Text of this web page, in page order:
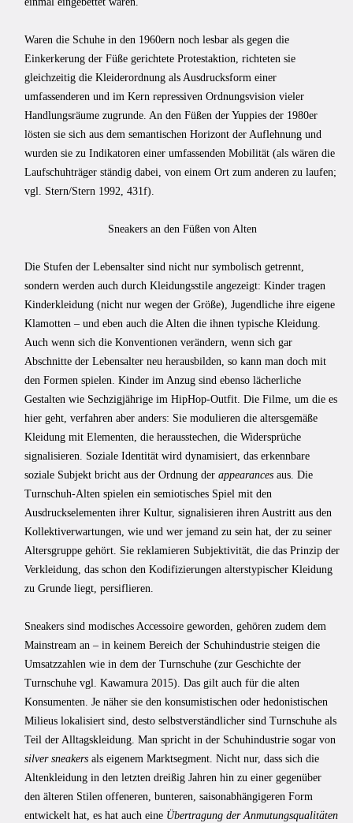
Waren die Schuhe in den 1960ern noch lesbar als gegen die
Einkerkerung der Füße gerichtete Protestaktion, richteten sie
gleichzeitig die Kleiderordnung als Ausdrucksform einer
umfassenderen und im Kern repressiven Ordnungsvision vieler
Handlungsräume zugrunde. An den Füßen der Yuppies der 1980er
lösten sie sich aus dem semantischen Horizont der Auflehnung und
wurden sie zu Indikatoren einer umfassenden Mobilität (als wären die
Laufschuhträger ständig dabei, von einem Ort zum anderen zu laufen;
vgl. Stern/Stern 1992, 431f).
Sneakers an den Füßen von Alten
Die Stufen der Lebensalter sind nicht nur symbolisch getrennt,
sondern werden auch durch Kleidungsstile angezeigt: Kinder tragen
Kinderkleidung (nicht nur wegen der Größe), Jugendliche ihre eigene
Klamotten – und eben auch die Alten die ihnen typische Kleidung.
Auch wenn sich die Konventionen verändern, wenn sich gar
Abschnitte der Lebensalter neu herausbilden, so kann man doch mit
den Formen spielen. Kinder im Anzug sind ebenso lächerliche
Gestalten wie Sechzigjährige im HipHop-Outfit. Die Filme, um die es
hier geht, verfahren aber anders: Sie modulieren die altersgemäße
Kleidung mit Elementen, die herausstechen, die Widersprüche
signalisieren. Soziale Identität wird dynamisiert, das erkennbare
soziale Subjekt bricht aus der Ordnung der appearances aus. Die
Turnschuh-Alten spielen ein semiotisches Spiel mit den
Ausdruckselementen ihrer Kultur, signalisieren ihren Austritt aus den
Kollektiverwartungen, wie und wer jemand zu sein hat, der zu seiner
Altersgruppe gehört. Sie reklamieren Subjektivität, die das Prinzip der
Verkleidung, das schon den Kodifizierungen alterstypischer Kleidung
zu Grunde liegt, persiflieren.
Sneakers sind modisches Accessoire geworden, gehören zudem dem
Mainstream an – in keinem Bereich der Schuhindustrie steigen die
Umsatzzahlen wie in dem der Turnschuhe (zur Geschichte der
Turnschuhe vgl. Kawamura 2015). Das gilt auch für die alten
Konsumenten. Je näher sie den konsumistischen oder hedonistischen
Milieus lokalisiert sind, desto selbstverständlicher sind Turnschuhe als
Teil der Alltagskleidung. Man spricht in der Schuhindustrie sogar von
silver sneakers als eigenem Marktsegment. Nicht nur, dass sich die
Altenkleidung in den letzten dreißig Jahren hin zu einer gegenüber
den älteren Stilen offeneren, bunteren, saisonabhängigeren Form
entwickelt hat, es hat auch eine Übertragung der Anmutungsqualitäten